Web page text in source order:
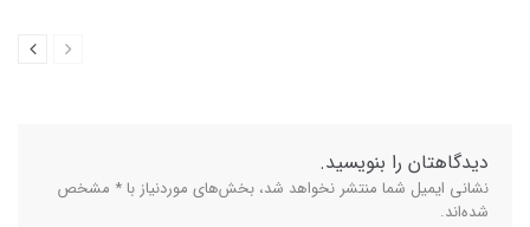
دیدگاهتان را بنویسید.
نشانی ایمیل شما منتشر نخواهد شد، بخش‌های موردنیاز با * مشخص
شده‌اند.